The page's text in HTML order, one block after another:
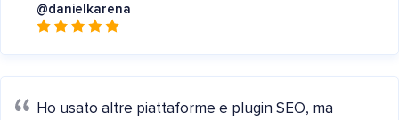
@danielkarena
Ho usato altre piattaforme e plugin SEO, ma